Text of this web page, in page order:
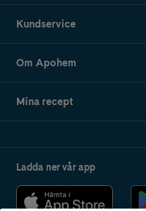
Vatten har en tendens att
2. Chilla med värmestylingen
3. Låt håret lufttorka
När du kan, låt håret
värmeverktyg, använd
4. Ge håret en boost med
Kundservice
Om Apohem
Mina recept
Ladda ner vår app